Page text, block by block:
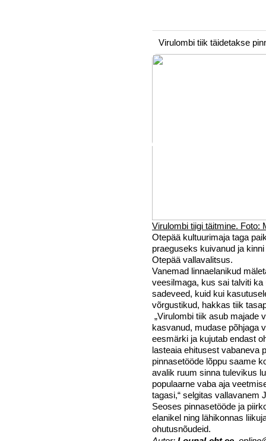
Virulombi tiik täidetakse
Virulombi tiigi täitmine. Foto:
Otepää kultuurimaja taga
praeguseks kuivanud ja
Otepää vallavalitsus.
Vanemad linnaelanikud
veesilmaga, kus sai talviti
sadeveed, kuid kui
võrgustikud, hakkas tiik
„Virulombi tiik asub majade
kasvanud, mudase põhjaga
eesmärki ja kujutab endast
lasteaia ehitusest vabaneva
pinnasetööde lõppu saame
avalik ruum sinna tulevikus
populaarne vaba aja
tagasi,“ selgitas vallavanem
Seoses pinnasetööde ja
elanikel ning lähikonnas
ohutusnõudeid.